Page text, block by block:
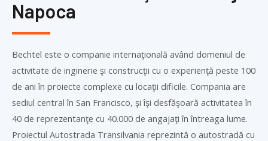
Napoca
Bechtel este o companie internaţională având domeniul de
activitate de inginerie şi construcţii cu o experienţă peste 100
de ani în proiecte complexe cu locaţii dificile. Compania are
sediul central în San Francisco, şi îşi desfăşoară activitatea în
40 de reprezentanţe cu 40.000 de angajaţi în întreaga lume.
Proiectul Autostrada Transilvania reprezintă o autostradă cu